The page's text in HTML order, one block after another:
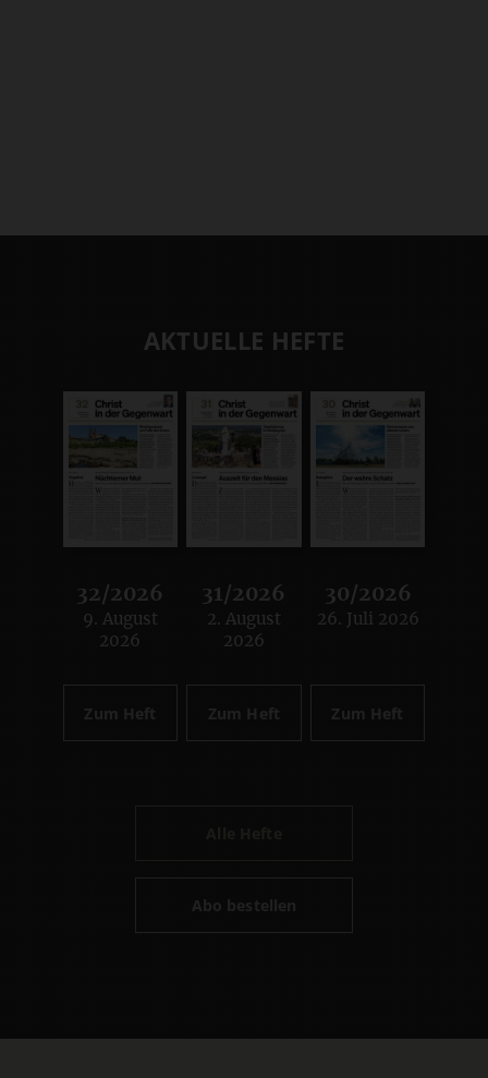
AKTUELLE HEFTE
32/2026
:
9. August
2026
Zum Heft
31/2026
:
2. August
2026
Zum Heft
30/2026
:
26. Juli 2026
Zum Heft
Abo bestellen